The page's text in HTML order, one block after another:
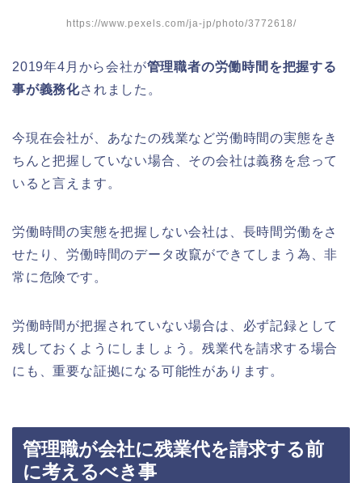
https://www.pexels.com/ja-jp/photo/3772618/
2019年4月から会社が管理職者の労働時間を把握する
事が義務化されました。
今現在会社が、あなたの残業など労働時間の実態をき
ちんと把握していない場合、その会社は義務を怠って
いると言えます。
労働時間の実態を把握しない会社は、長時間労働をさ
せたり、労働時間のデータ改竄ができてしまう為、非
常に危険です。
労働時間が把握されていない場合は、必ず記録として
残しておくようにしましょう。残業代を請求する場合
にも、重要な証拠になる可能性があります。
管理職が会社に残業代を請求する前
に考えるべき事